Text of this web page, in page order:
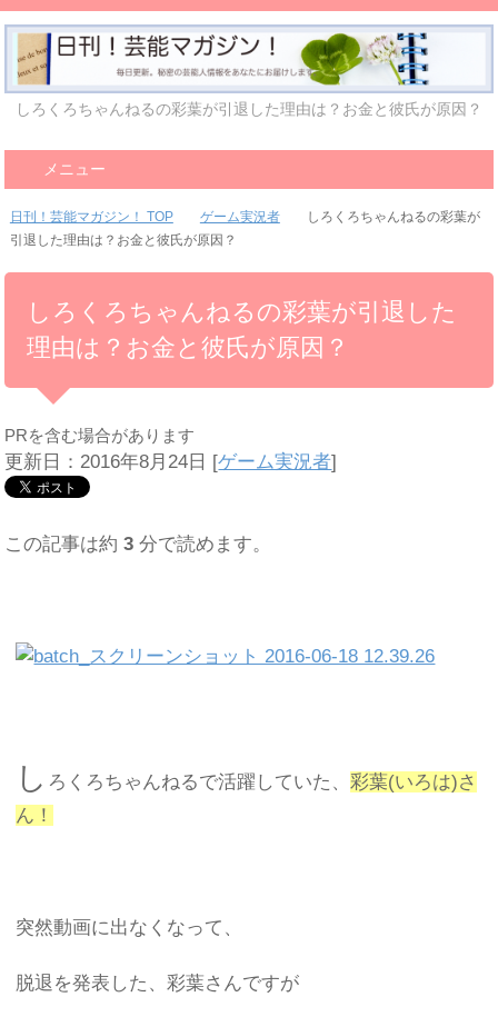
しろくろちゃんねるの彩葉が引退した理由は？お金と彼氏が原因？
メニュー
日刊！芸能マガジン！ TOP ゲーム実況者
しろくろちゃんねるの彩葉が
引退した理由は？お金と彼氏が原因？
しろくろちゃんねるの彩葉が引退した
理由は？お金と彼氏が原因？
PRを含む場合があります
更新日：2016年8月24日 [ゲーム実況者]
この記事は約3 分で読めます。
し ろくろちゃんねるで活躍していた、彩葉(いろは)さ
ん！
突然動画に出なくなって、
脱退を発表した、彩葉さんですが